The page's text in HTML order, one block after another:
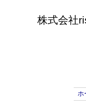
株式会社
ホ